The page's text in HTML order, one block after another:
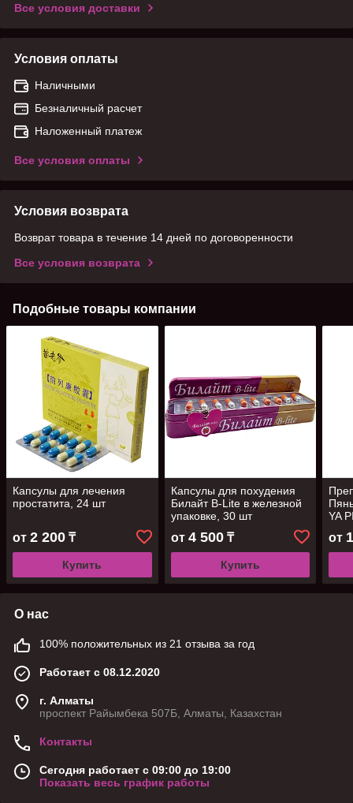
Все условия доставки
Условия оплаты
Наличными
Безналичный расчет
Наложенный платеж
Все условия оплаты
Условия возврата
Возврат товара в течение 14 дней по договоренности
Все условия возврата
Подобные товары компании
Капсулы для лечения
простатита, 24 шт
от 2 200 ₸
Купить
Капсулы для похудения
Билайт B-Lite в железной
упаковке, 30 шт
от 4 500₸
Купить
YA
40
от
О нас
100% положительных из 21 отзыва за год
Работает с 08.12.2020
г. Алматы
проспект Райымбека 507Б, Алматы, Казахстан
Контакты
Сегодня работает с 09:00 до 19:00
Показать весь график работы